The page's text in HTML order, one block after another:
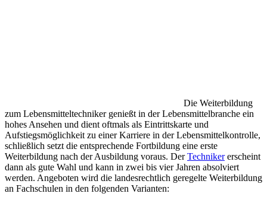
Die Weiterbildung
zum Lebensmitteltechniker genießt in der Lebensmittelbranche ein
hohes Ansehen und dient oftmals als Eintrittskarte und
Aufstiegsmöglichkeit zu einer Karriere in der Lebensmittelkontrolle,
schließlich setzt die entsprechende Fortbildung eine erste
Weiterbildung nach der Ausbildung voraus. DerTechnikererscheint
dann als gute Wahl und kann in zwei bis vier Jahren absolviert
werden. Angeboten wird die landesrechtlich geregelte Weiterbildung
an Fachschulen in den folgenden Varianten: